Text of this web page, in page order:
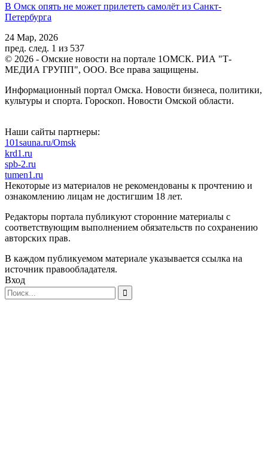
В Омск опять не может прилететь самолёт из Санкт-
Петербурга
24 Мар, 2026
пред. след. 1 из 537
© 2026 - Омские новости на портале 1ОМСК. РИА "Т-
МЕДИА ГРУПП", ООО. Все права защищены.
Информационный портал Омска. Новости бизнеса, политики,
культуры и спорта. Гороскоп. Новости Омской области.
Наши сайты партнеры:
101sauna.ru/Omsk
krd1.ru
spb-2.ru
tumen1.ru
Некоторые из материалов не рекомендованы к прочтению и
ознакомлению лицам не достигшим 18 лет.
Редакторы портала публикуют сторонние материалы с
соответствующим выполнением обязательств по сохранению
авторских прав.
В каждом публикуемом материале указывается ссылка на
источник правообладателя.
Вход